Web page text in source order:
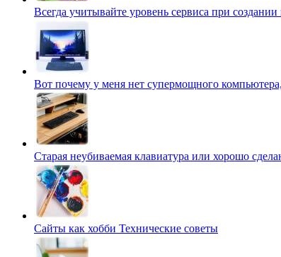
Всегда учитывайте уровень сервиса при
Вот почему у меня нет супермощного
Старая неубиваемая клавиатура или хорошо
Сайты как хобби Технические советы